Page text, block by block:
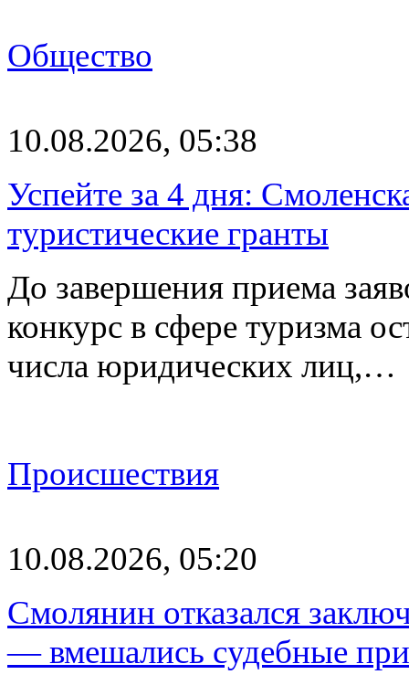
Общество
10.08.2026, 05:38
Успейте за 4 дня:
туристические гранты
До завершения приема
конкурс в сфере туризма
числа юридических лиц,…
Происшествия
10.08.2026, 05:20
Смолянин отказался
— вмешались судебные